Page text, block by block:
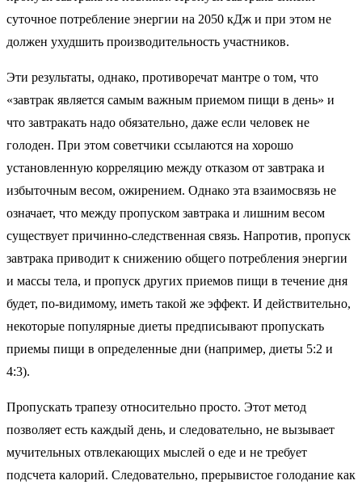
суточное потребление энергии на 2050 кДж и при этом не
должен ухудшить производительность участников.
Эти результаты, однако, противоречат мантре о том, что
«завтрак является самым важным приемом пищи в день» и
что завтракать надо обязательно, даже если человек не
голоден. При этом советчики ссылаются на хорошо
установленную корреляцию между отказом от завтрака и
избыточным весом, ожирением. Однако эта взаимосвязь не
означает, что между пропуском завтрака и лишним весом
существует причинно-следственная связь. Напротив, пропуск
завтрака приводит к снижению общего потребления энергии
и массы тела, и пропуск других приемов пищи в течение дня
будет, по-видимому, иметь такой же эффект. И действительно,
некоторые популярные диеты предписывают пропускать
приемы пищи в определенные дни (например, диеты 5:2 и
4:3).
Пропускать трапезу относительно просто. Этот метод
позволяет есть каждый день, и следовательно, не вызывает
мучительных отвлекающих мыслей о еде и не требует
подсчета калорий. Следовательно, прерывистое голодание как